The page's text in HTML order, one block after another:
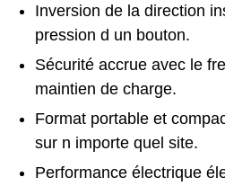
Inversion de la direction
pression d un bouton.
Sécurité accrue avec le
maintien de charge.
Format portable et
sur n importe quel site.
Performance électrique